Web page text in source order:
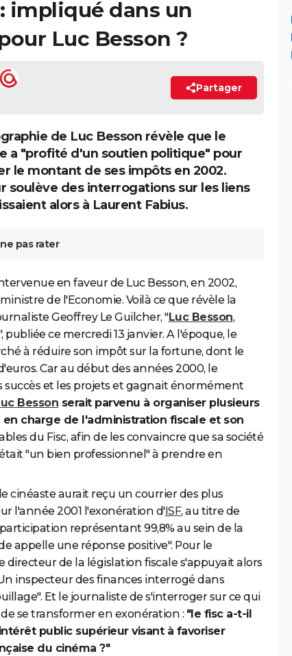
impliqué dans un
Luc Besson ?
Partager
de Luc Besson révèle que le
a "profité d'un soutien politique" pour
le montant de ses impôts en 2002.
soulève des interrogations sur les liens
alors à Laurent Fabius.
pas rater
en faveur de Luc Besson, en 2002,
de l'Economie. Voilà ce que révèle la
Geoffrey Le Guilcher, "Luc Besson,
ce mercredi 13 janvier. A l'époque, le
à réduire son impôt sur la fortune, dont le
Car au début des années 2000, le
et les projets et gagnait énormément
Besson serait parvenu à organiser plusieurs
charge de l'administration fiscale et son
du Fisc, afin de les convaincre que sa société
"un bien professionnel" à prendre en
cinéaste aurait reçu un courrier des plus
l'année 2001 l'exonération d'ISF, au titre de
représentant 99,8% au sein de la
appelle une réponse positive". Pour le
directeur de la législation fiscale s'appuyait alors
inspecteur des finances interrogé dans
Et le journaliste de s'interroger sur ce qui
se transformer en exonération : "le fisc a-t-il
public supérieur visant à favoriser
du cinéma ?"